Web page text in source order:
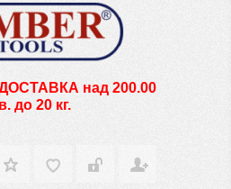
над 200.00
до 20 кг.